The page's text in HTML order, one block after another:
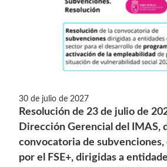
30 de julio de 2027
Resolución de 23 de julio de
Dirección Gerencial del IMAS,
convocatoria de subvenciones,
por el FSE+, dirigidas a